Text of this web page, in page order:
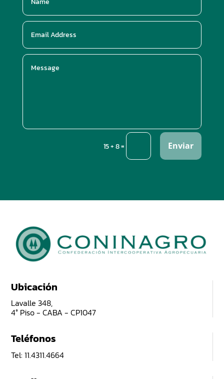
15 + 8= Enviar
Ubicación
Lavalle 348,
4° Piso - CABA - CP1047
Teléfonos
Tel: 11.4311.4664